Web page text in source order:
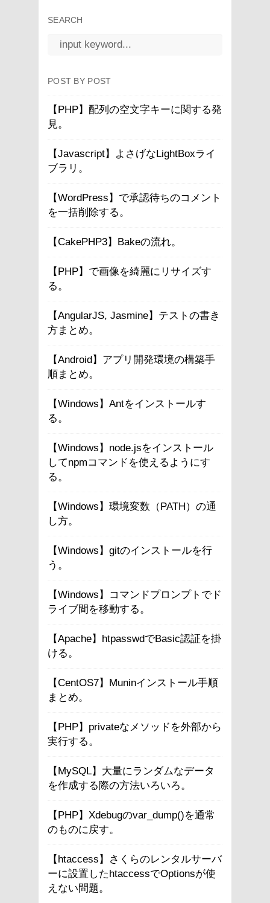
SEARCH
POST BY POST
【PHP】配列の空文字キーに関する発
見。
【Javascript】よさげなLightBoxライ
ブラリ。
【WordPress】で承認待ちのコメント
を一括削除する。
【CakePHP3】Bakeの流れ。
【PHP】で画像を綺麗にリサイズす
る。
【AngularJS, Jasmine】テストの書き
方まとめ。
【Android】アプリ開発環境の構築手
順まとめ。
【Windows】Antをインストールす
る。
【Windows】node.jsをインストール
してnpmコマンドを使えるようにす
る。
【Windows】環境変数（PATH）の通
し方。
【Windows】gitのインストールを行
う。
【Windows】コマンドプロンプトでド
ライブ間を移動する。
【Apache】htpasswdでBasic認証を掛
ける。
【CentOS7】Muninインストール手順
まとめ。
【PHP】privateなメソッドを外部から
実行する。
【MySQL】大量にランダムなデータ
を作成する際の方法いろいろ。
【PHP】Xdebugのvar_dump()を通常
のものに戻す。
【htaccess】さくらのレンタルサーバ
ーに設置したhtaccessでOptionsが使
えない問題。